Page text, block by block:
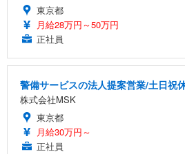
東京都
月給28万円～50万円
正社員
警備サービスの法人提案営業/土日祝
株式会社MSK
東京都
月給30万円～
正社員